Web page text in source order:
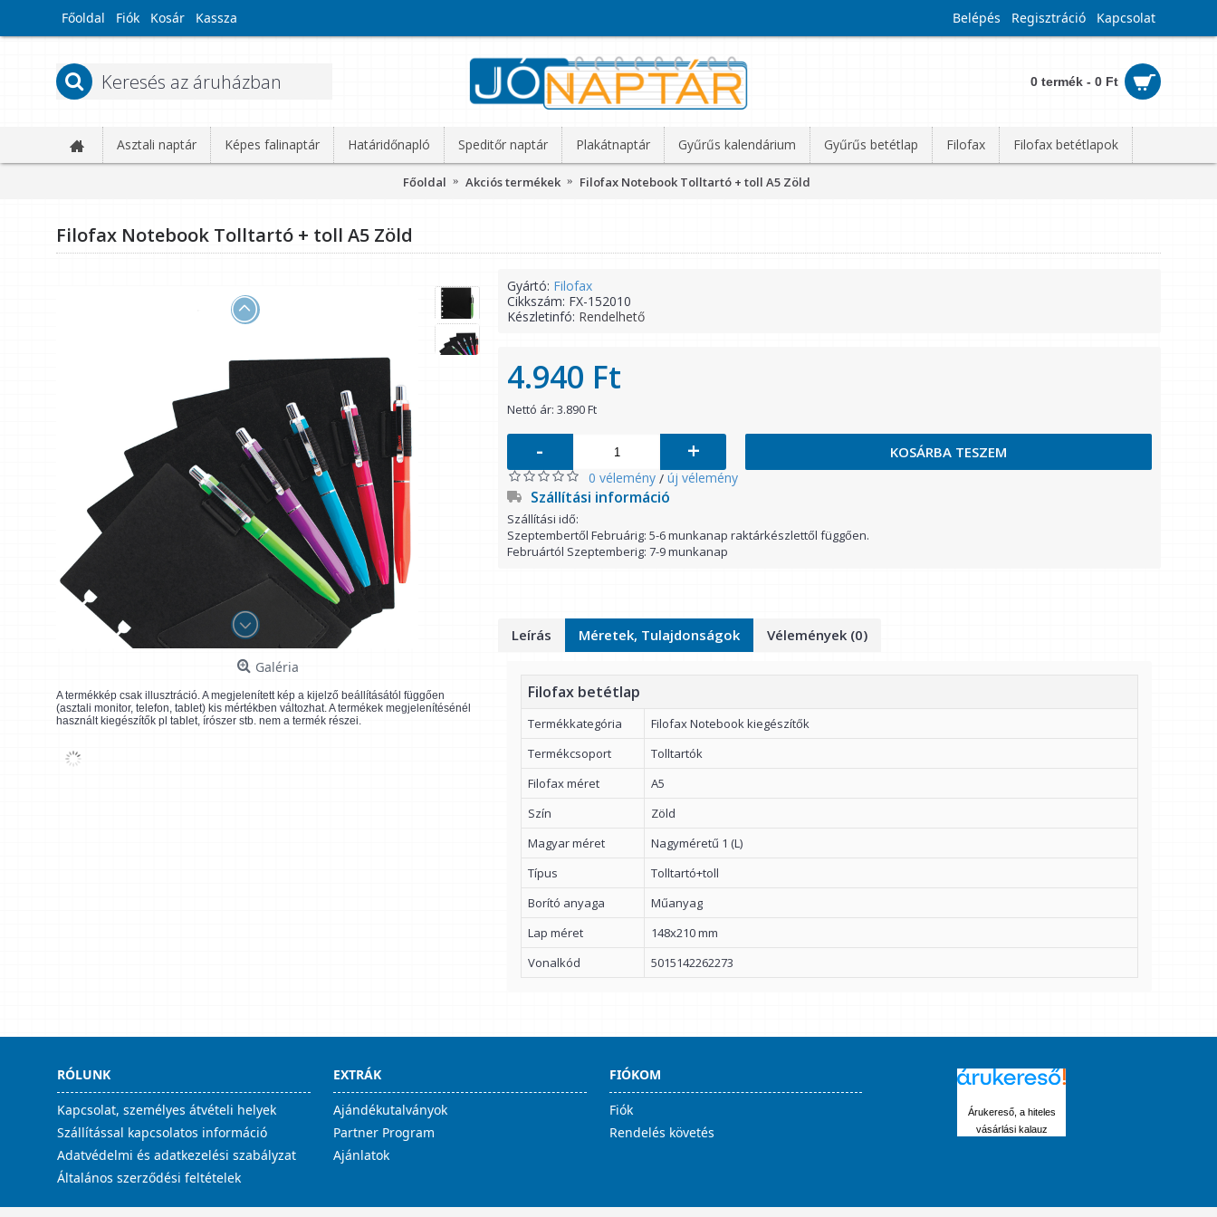
Főoldal Fiók Kosár Kassza Belépés Regisztráció Kapcsolat
0 termék - 0 Ft
Asztali naptár Képes falinaptár Határidőnapló Speditőr naptár Plakátnaptár Gyűrűs kalendárium Gyűrűs betétlap Filofax Filofax betétlapok
Főoldal Akciós termékek Filofax Notebook Tolltartó + toll A5 Zöld
Filofax Notebook Tolltartó + toll A5 Zöld
Galéria
A termékkép csak illusztráció. A megjelenített kép a kijelző beállításától függően
(asztali monitor, telefon, tablet) kis mértékben változhat. A termékek megjelenítésénél
használt kiegészítők pl tablet, írószer stb. nem a termék részei.
Gyártó: Filofax
Cikkszám: FX-152010
Készletinfó: Rendelhető
4.940 Ft
Nettó ár: 3.890 Ft
- + KOSÁRBA TESZEM
0 vélemény / új vélemény
Szállítási információ
Szállítási idő:
Szeptembertől Februárig: 5-6 munkanap raktárkészlettől függően.
Februártól Szeptemberig: 7-9 munkanap
Leírás Méretek, Tulajdonságok Vélemények (0)
Filofax betétlap
Termékkategória
Filofax Notebook kiegészítők
Termékcsoport
Tolltartók
Filofax méret
A5
Szín
Zöld
Magyar méret
Nagyméretű 1 (L)
Típus
Tolltartó+toll
Borító anyaga
Műanyag
Lap méret
148x210 mm
Vonalkód
5015142262273
RÓLUNK
Kapcsolat, személyes átvételi helyek
Szállítással kapcsolatos információ
Adatvédelmi és adatkezelési szabályzat
Általános szerződési feltételek
EXTRÁK
Ajándékutalványok
Partner Program
Ajánlatok
FIÓKOM
Fiók
Rendelés követés
Árukereső, a hiteles
vásárlási kalauz